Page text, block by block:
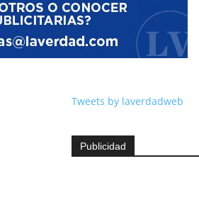
Tweets by laverdadweb
Publicidad